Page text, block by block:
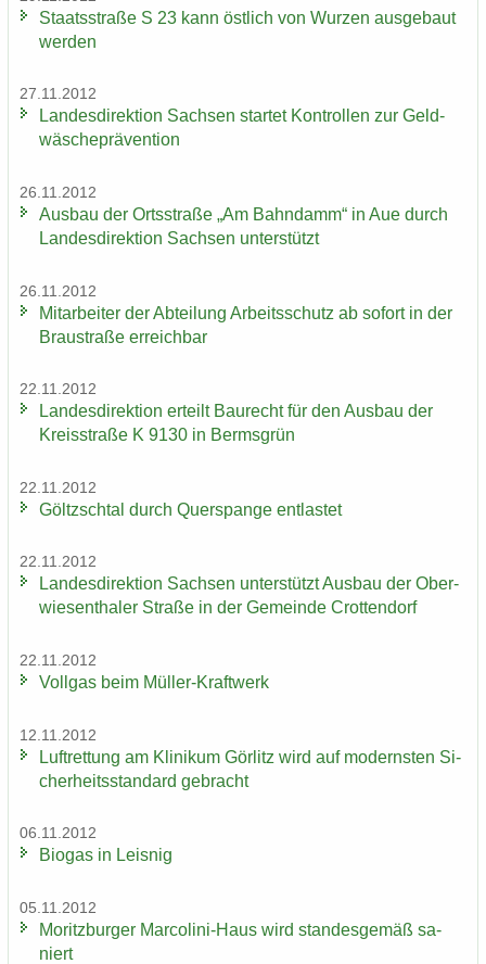
Staats­stra­ße S 23 kann öst­lich von Wur­zen aus­ge­baut
wer­den
27.11.2012
Lan­des­di­rek­ti­on Sach­sen star­tet Kon­trol­len zur Geld­
wä­sche­prä­ven­ti­on
26.11.2012
Aus­bau der Orts­stra­ße „Am Bahn­damm“ in Aue durch
Lan­des­di­rek­ti­on Sach­sen un­ter­stützt
26.11.2012
Mit­ar­bei­ter der Ab­tei­lung Ar­beits­schutz ab so­fort in der
Brau­stra­ße er­reich­bar
22.11.2012
Lan­des­di­rek­ti­on er­teilt Bau­recht für den Aus­bau der
Kreis­stra­ße K 9130 in Berms­grün
22.11.2012
Göltzsch­tal durch Quer­span­ge ent­las­tet
22.11.2012
Lan­des­di­rek­ti­on Sach­sen un­ter­stützt Aus­bau der Ober­
wie­sen­tha­ler Stra­ße in der Ge­mein­de Crot­ten­dorf
22.11.2012
Voll­gas beim Müller-​Kraftwerk
12.11.2012
Luft­ret­tung am Kli­ni­kum Gör­litz wird auf mo­derns­ten Si­
cher­heits­stan­dard ge­bracht
06.11.2012
Bio­gas in Leis­nig
05.11.2012
Mo­ritz­bur­ger Marcolini-​Haus wird stan­des­ge­mäß sa­
niert